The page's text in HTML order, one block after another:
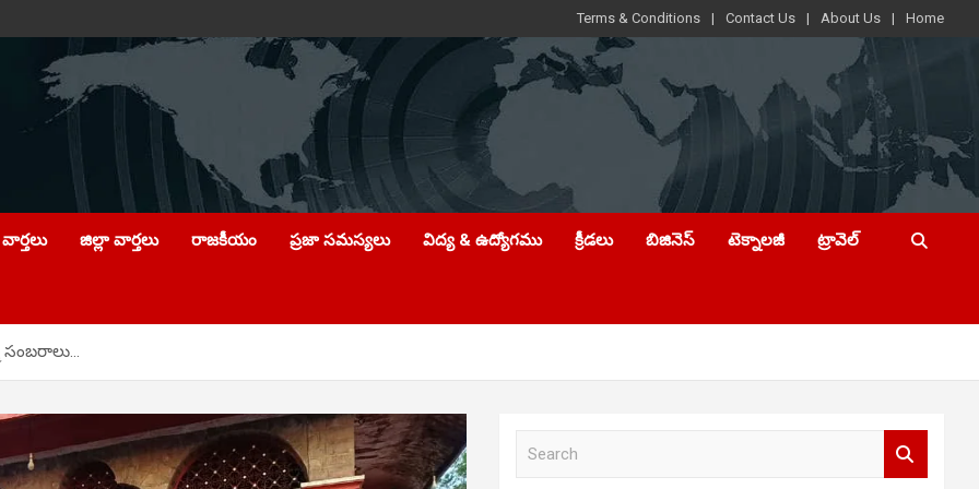
Terms & Conditions Contact Us About Us Home
జిల్లా వార్తలు రాజకీయం ప్రజా సమస్యలు విద్య & ఉద్యోగము క్రీడలు బిజినెస్ టెక్నాలజీ ట్రావెల్